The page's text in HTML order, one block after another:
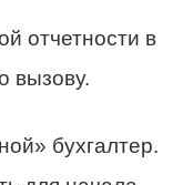
отчетности в
вызову.
бухгалтер.